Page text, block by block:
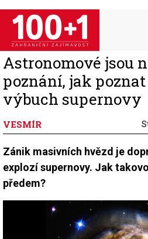
Přejít
hlavnímu
obsahu
Astronomové jsou
poznání, jak
výbuch supernovy
VESMÍR
Zánik masivních hvězd je
explozí supernovy. Jak
předem?